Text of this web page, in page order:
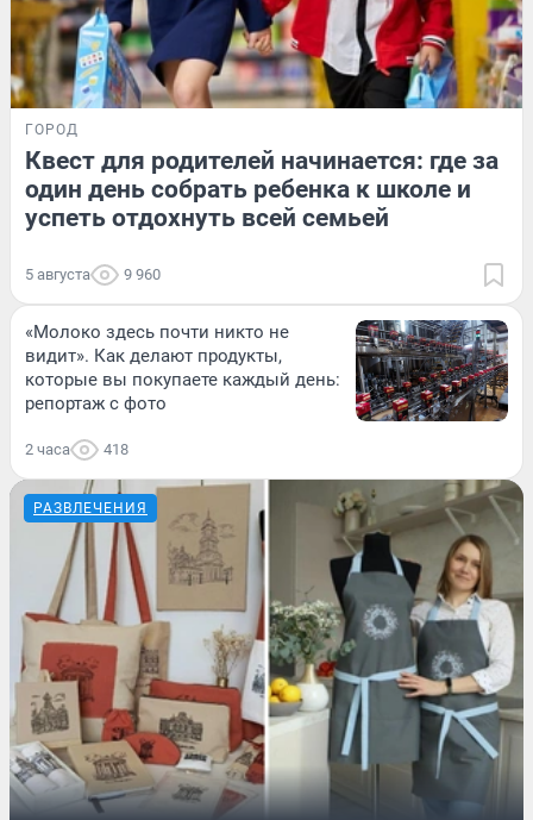
ГОРОД
Квест для родителей начинается: где за
один день собрать ребенка к школе и
успеть отдохнуть всей семьей
5 августа 9 960
«Молоко здесь почти никто не
видит». Как делают продукты,
которые вы покупаете каждый день:
репортаж с фото
2 часа 418
РАЗВЛЕЧЕНИЯ